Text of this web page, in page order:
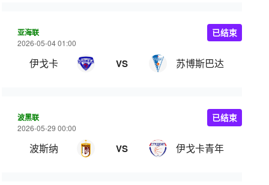
亚海联
2026-05-04 01:00
伊戈卡 VS 苏博斯巴达
已结束
波黑联
2026-05-29 00:00
波斯纳 VS 伊戈卡青年
已结束